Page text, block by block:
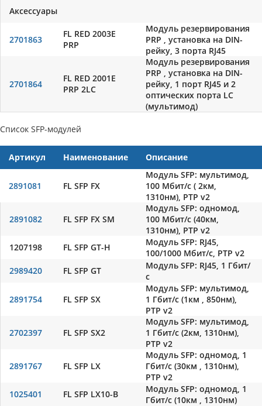
Аксессуары
2701863
FL RED 2003E
PRP
Модуль резервирования
PRP , установка на DIN-
рейку, 3 порта RJ45
2701864
FL RED 2001E
PRP 2LC
Модуль резервирования
PRP , установка на DIN-
рейку, 1 порт RJ45 и 2
оптических порта LC
(мультимод)
Список SFP-модулей
Артикул Наименование Описание
2891081 FL SFP FX
Модуль SFP: мультимод,
100 Мбит/с ( 2км,
1310нм), PTP v2
2891082
FL SFP FX SM
Модуль SFP: одномод,
100 Мбит/с (40км,
1310нм), PTP v2
1207198
FL SFP GT-H
Модуль SFP: RJ45,
100/1000 Мбит/с, PTP v2
2989420
FL SFP GT
Модуль SFP: RJ45, 1 Гбит/
с
2891754 FL SFP SX
Модуль SFP: мультимод,
1 Гбит/с (1км , 850нм),
PTP v2
2702397
FL SFP SX2
Модуль SFP: мультимод,
1 Гбит/с (2км, 1310нм),
PTP v2
2891767
FL SFP LX
Модуль SFP: одномод, 1
Гбит/с (30км , 1310нм),
PTP v2
1025401
FL SFP LX10-B
Модуль SFP: одномод, 1
Гбит/с (10км , 1310нм)